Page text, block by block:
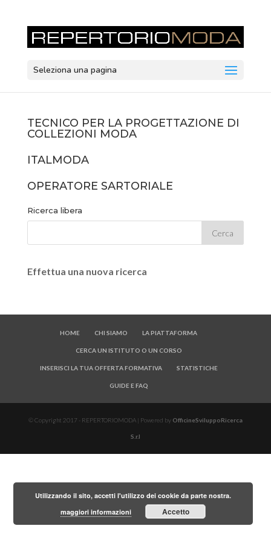
Seleziona una pagina
TECNICO PER LA PROGETTAZIONE DI
COLLEZIONI MODA
ITALMODA
OPERATORE SARTORIALE
Ricerca libera
Effettua una nuova ricerca
HOME CHI SIAMO LA PIATTAFORMA
CERCA UN ISTITUTO O UN CORSO
INSERISCI LA TUA OFFERTA FORMATIVA STATISTICHE
GUIDE E FAQ
© Copyright 2017 - REPERTORIOMODA | Powered by OfficineSviluppoRicerca
S.r.l
Utilizzando il sito, accetti l'utilizzo dei cookie da parte nostra.
maggiori informazioni
Accetto